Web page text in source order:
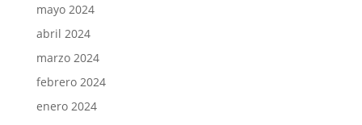
mayo 2024
abril 2024
marzo 2024
febrero 2024
enero 2024